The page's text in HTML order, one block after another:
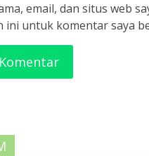
email, dan situs web
ini untuk komentar saya